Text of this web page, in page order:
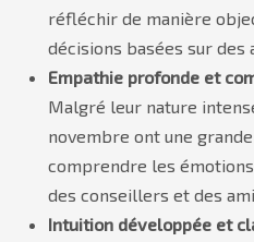
réfléchir de manière
décisions basées sur des
Empathie profonde et
Malgré leur nature
novembre ont une
comprendre les
des conseillers et des
Intuition développée et